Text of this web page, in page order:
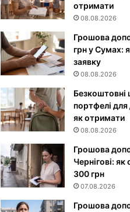
отримати
08.08.2026
Грошова
грн у Сумах:
заявку
08.08.2026
Безкоштовні
портфелі
як отримати
08.08.2026
Грошова
Чернігові:
300 грн
07.08.2026
Грошова